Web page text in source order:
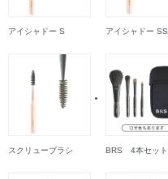
アイシャドー S アイシャドー SS
スクリューブラシ BRS 4本セット